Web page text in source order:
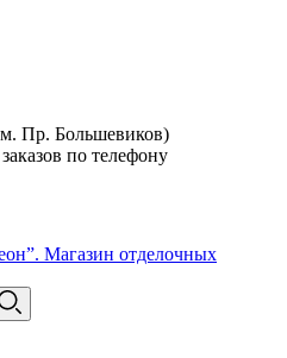
Пр. Большевиков)
по телефону